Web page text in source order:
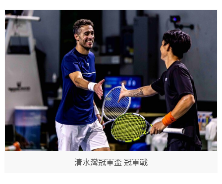
size.size.
清水灣冠軍盃 冠軍戰